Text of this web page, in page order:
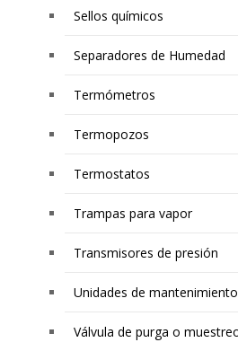
Sellos químicos
Separadores de Humedad
Termómetros
Termopozos
Termostatos
Trampas para vapor
Transmisores de presión
Unidades de
Válvula de purga o